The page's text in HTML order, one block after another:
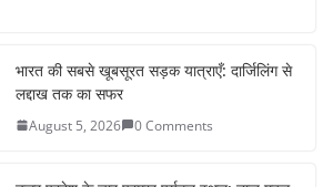
e
भारत की सबसे खूबसूरत सड़क यात्राएँ: दार्जिलिंग से
लद्दाख तक का सफर
August 5, 2026 0 Comments